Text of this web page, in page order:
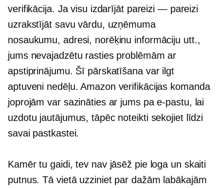
verifikācija. Ja visu izdarījāt pareizi — pareizi
uzrakstījāt savu vārdu, uzņēmuma
nosaukumu, adresi, norēķinu informāciju utt.,
jums nevajadzētu rasties problēmām ar
apstiprinājumu. Šī pārskatīšana var ilgt
aptuveni nedēļu. Amazon verifikācijas komanda
joprojām var sazināties ar jums pa e-pastu, lai
uzdotu jautājumus, tāpēc noteikti sekojiet līdzi
savai pastkastei.
Kamēr tu gaidi, tev nav jāsēž pie loga un skaiti
putnus. Tā vietā uzziniet par dažām labākajām